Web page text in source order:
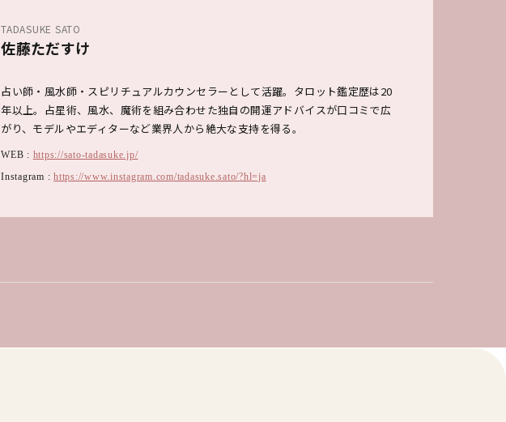
TADASUKE SATO
佐藤ただすけ
占い師・風水師・スピリチュアルカウンセラーとして活躍。タロット鑑定歴は20
年以上。占星術、風水、魔術を組み合わせた独自の開運アドバイスが口コミで広
がり、モデルやエディターなど業界人から絶大な支持を得る。
WEB : https://sato-tadasuke.jp/
Instagram :https://www.instagram.com/tadasuke.sato/?hl=ja